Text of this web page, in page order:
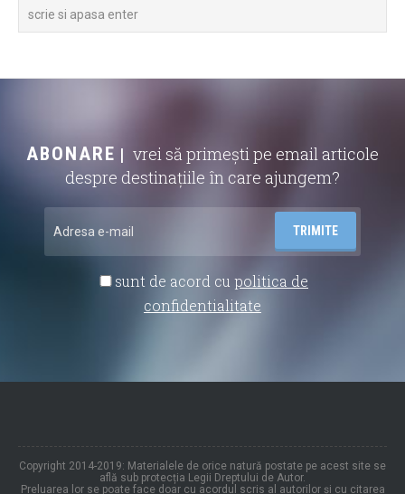
ABONARE
vrei să primești pe email articole
despre destinațiile în care ajungem?
sunt de acord cu politica de
confidentialitate
Copyright 2014-2019: Materialele de orice natură postate pe acest site se
află sub protecția Legii Dreptului de Autor.
Preluarea lor se poate face doar cu acordul scris al autorilor și cu citarea